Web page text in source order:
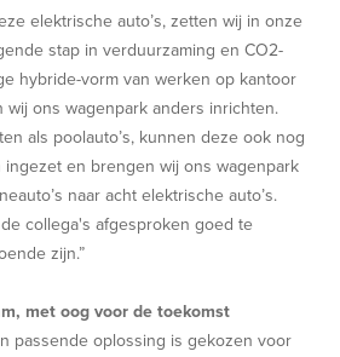
elektrische auto’s, zetten wij in onze
stap in verduurzaming en CO2-
hybride-vorm van werken op kantoor
ons wagenpark anders inrichten.
als poolauto’s, kunnen deze ook nog
en brengen wij ons wagenpark
naar acht elektrische auto’s.
collega's afgesproken goed te
zijn.”
met oog voor de toekomst
passende oplossing is gekozen voor